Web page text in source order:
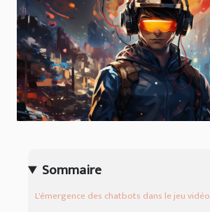
Sommaire
L'émergence des chatbots dans le jeu vidéo